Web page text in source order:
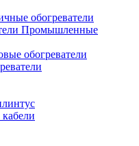
обогреватели
Промышленные
обогреватели